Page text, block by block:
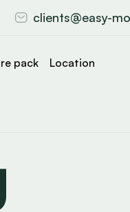
clients@easy-
pack Location